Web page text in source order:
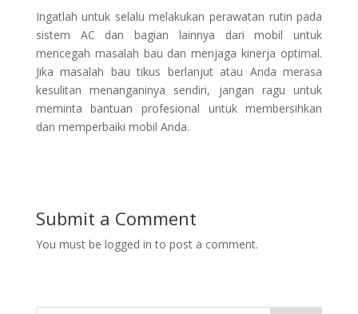
Ingatlah untuk selalu melakukan perawatan rutin pada
sistem AC dan bagian lainnya dari mobil untuk
mencegah masalah bau dan menjaga kinerja optimal.
Jika masalah bau tikus berlanjut atau Anda merasa
kesulitan menanganinya sendiri, jangan ragu untuk
meminta bantuan profesional untuk membersihkan
dan memperbaiki mobil Anda.
Submit a Comment
You must be logged in to post a comment.